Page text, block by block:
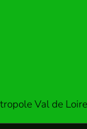
Val de Loire